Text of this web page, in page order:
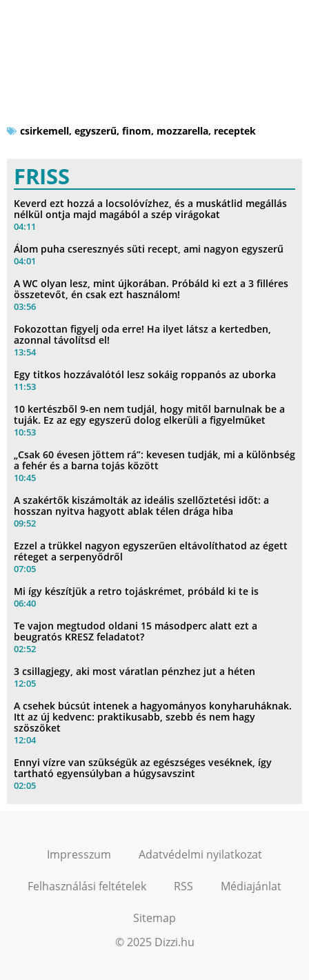
csirkemell, egyszerű, finom, mozzarella, receptek
FRISS
Keverd ezt hozzá a locsolóvízhez, és a muskátlid megállás
nélkül ontja majd magából a szép virágokat
04:11
Álom puha cseresznyés süti recept, ami nagyon egyszerű
04:01
A WC olyan lesz, mint újkorában. Próbáld ki ezt a 3 filléres
összetevőt, én csak ezt használom!
03:56
Fokozottan figyelj oda erre! Ha ilyet látsz a kertedben,
azonnal távolítsd el!
13:54
Egy titkos hozzávalótól lesz sokáig roppanós az uborka
11:53
10 kertészből 9-en nem tudjál, hogy mitől barnulnak be a
tuják. Ez az egy egyszerű dolog elkerüli a figyelmüket
10:53
„Csak 60 évesen jöttem rá”: kevesen tudják, mi a különbség
a fehér és a barna tojás között
10:45
A szakértők kiszámolták az ideális szellőztetési időt: a
hosszan nyitva hagyott ablak télen drága hiba
09:52
Ezzel a trükkel nagyon egyszerűen eltávolíthatod az égett
réteget a serpenyődről
07:05
Mi így készítjük a retro tojáskrémet, próbáld ki te is
06:40
Te vajon megtudod oldani 15 másodperc alatt ezt a
beugratós KRESZ feladatot?
02:52
3 csillagjegy, aki most váratlan pénzhez jut a héten
12:05
A csehek búcsút intenek a hagyományos konyharuháknak.
Itt az új kedvenc: praktikusabb, szebb és nem hagy
szöszöket
12:04
Ennyi vízre van szükségük az egészséges veséknek, így
tartható egyensúlyban a húgysavszint
02:05
Impresszum Adatvédelmi nyilatkozat
Felhasználási feltételek RSS Médiajánlat
Sitemap
© 2025 Dizzi.hu